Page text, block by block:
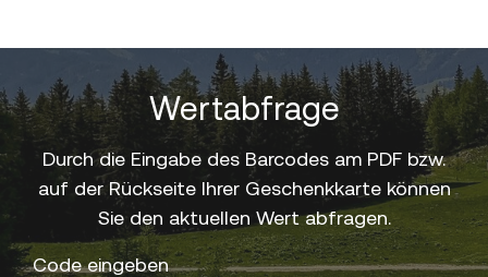
Wertabfrage
Durch die Eingabe des Barcodes am PDF bzw.
auf der Rückseite Ihrer Geschenkkarte können
Sie den aktuellen Wert abfragen.
Code eingeben